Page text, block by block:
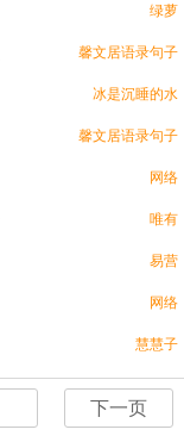
绿萝
馨文居语录句子
冰是沉睡的水
馨文居语录句子
网络
唯有
易营
网络
慧慧子
下一页